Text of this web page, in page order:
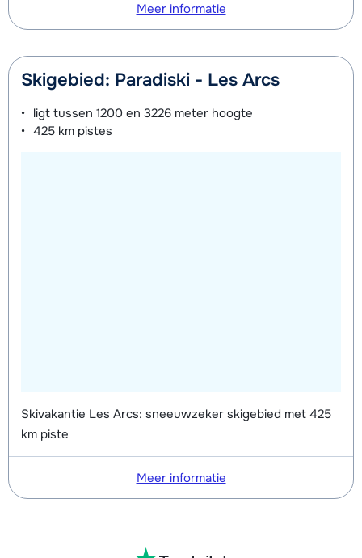
Meer informatie
Skigebied: Paradiski - Les Arcs
ligt tussen 1200 en 3226 meter hoogte
425 km pistes
Skivakantie Les Arcs: sneeuwzeker skigebied met 425
km piste
Meer informatie